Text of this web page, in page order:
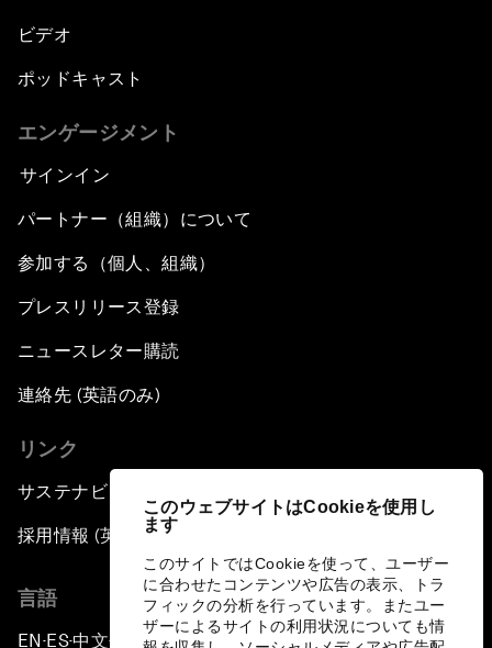
このウェブサイトはCookieを使用し
ます
このサイトではCookieを使って、ユーザー
に合わせたコンテンツや広告の表示、トラ
フィックの分析を行っています。またユー
ザーによるサイトの利用状況についても情
ビデオ
ポッドキャスト
エンゲージメント
サインイン
パートナー（組織）について
参加する（個人、組織）
プレスリリース登録
ニュースレター購読
連絡先 (英語のみ)
リンク
サステナビリティへの取り組み
採用情報 (英語のみ)
言語
EN ▪ES▪中文▪ 日本語